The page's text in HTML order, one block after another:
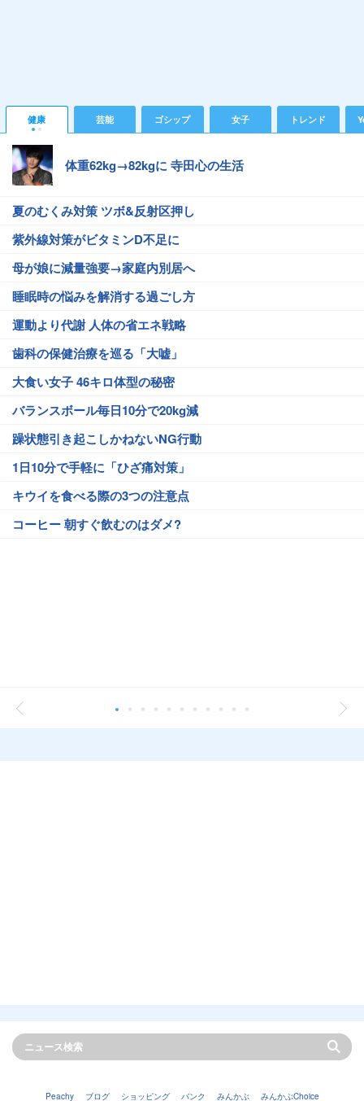
健康 芸能 ゴシップ 女子 トレンド
体重62kg→82kgに 寺田心の生活
夏のむくみ対策 ツボ&反射区押し
紫外線対策がビタミンD不足に
母が娘に減量強要→家庭内別居へ
睡眠時の悩みを解消する過ごし方
運動より代謝 人体の省エネ戦略
歯科の保健治療を巡る「大嘘」
大食い女子 46キロ体型の秘密
バランスボール毎日10分で20kg減
躁状態引き起こしかねないNG行動
1日10分で手軽に「ひざ痛対策」
キウイを食べる際の3つの注意点
コーヒー 朝すぐ飲むのはダメ?
Peachy ブログ ショッピング バンク みんかぶ みんかぶChoice